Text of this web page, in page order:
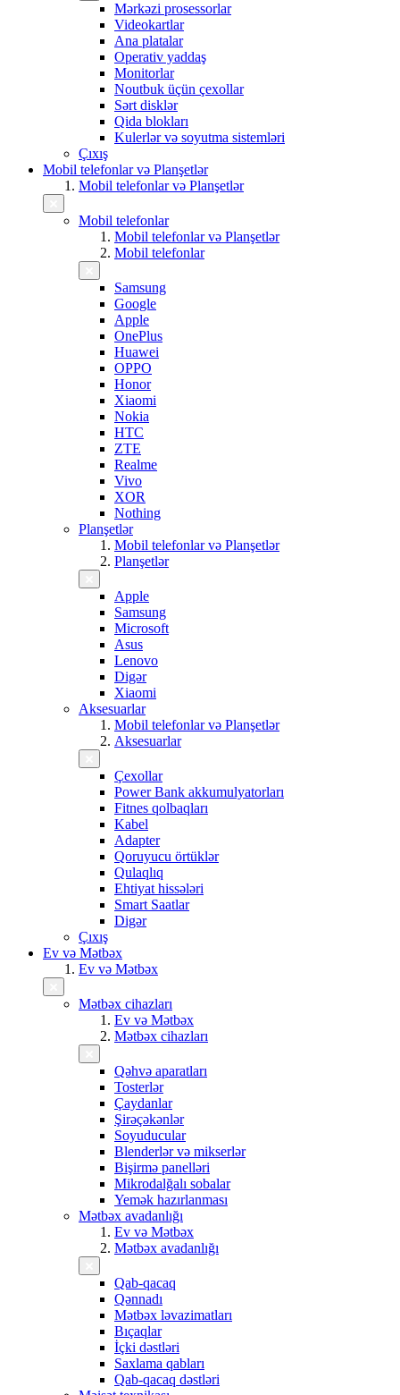
Mərkəzi prosessorlar
Videokartlar
Ana platalar
Operativ yaddaş
Monitorlar
Noutbuk üçün çexollar
Sərt disklər
Qida blokları
Kulerlər və soyutma sistemləri
Çıxış
Mobil telefonlar və Planşetlər
Mobil telefonlar və Planşetlər
Mobil telefonlar
Mobil telefonlar və Planşetlər
Mobil telefonlar
Samsung
Google
Apple
OnePlus
Huawei
OPPO
Honor
Xiaomi
Nokia
HTC
ZTE
Realme
Vivo
XOR
Nothing
Planşetlər
Mobil telefonlar və Planşetlər
Planşetlər
Apple
Samsung
Microsoft
Asus
Lenovo
Digər
Xiaomi
Aksesuarlar
Mobil telefonlar və Planşetlər
Aksesuarlar
Çexollar
Power Bank akkumulyatorları
Fitnes qolbaqları
Kabel
Adapter
Qoruyucu örtüklər
Qulaqlıq
Ehtiyat hissələri
Smart Saatlar
Digər
Çıxış
Ev və Mətbəx
Ev və Mətbəx
Mətbəx cihazları
Ev və Mətbəx
Mətbəx cihazları
Qəhvə aparatları
Tosterlər
Çaydanlar
Şirəçəkənlər
Soyuducular
Blenderlər və mikserlər
Bişirmə panelləri
Mikrodalğalı sobalar
Yemək hazırlanması
Mətbəx avadanlığı
Ev və Mətbəx
Mətbəx avadanlığı
Qab-qacaq
Qənnadı
Mətbəx ləvazimatları
Bıçaqlar
İçki dəstləri
Saxlama qabları
Qab-qacaq dəstləri